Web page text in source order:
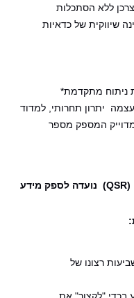
ללא הסתכלות
שיווקית של כדאיות
ניתוח מתקדמת*
יתרון תחרותי, למדוד
המספק מספר
שיטת QSR) Quality-Satisfaction-Return) נועדה לספק מידע
רצונו של